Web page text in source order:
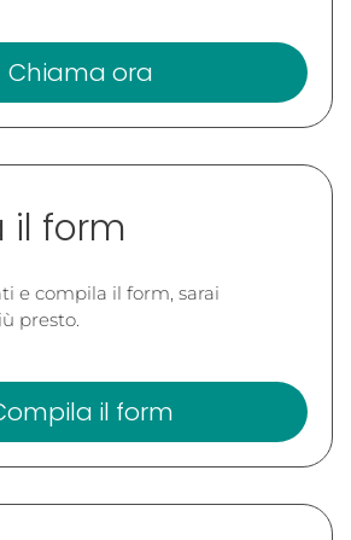
Chiama ora
il form
e compila il form, sarai
presto.
il form